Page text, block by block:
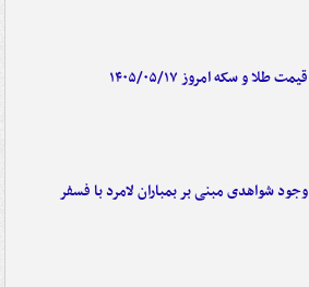
قیمت طلا و سکه امروز ۱۴۰۵/۰۵/۱۷
وجود شواهدی مبنی بر بمباران لامرد با فسفر